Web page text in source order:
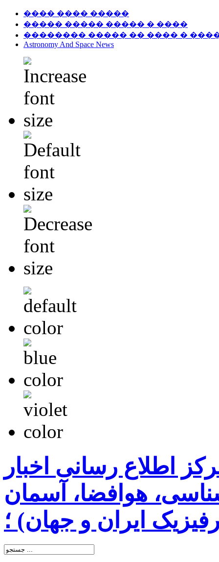
���� ���� �����
����� ����� ����� � ����
�������� ����� �� ���� �
Astronomy And Space News
اطلاع رسانی اخبار
هوافضا، آسمان
ایران و جهان) ؛